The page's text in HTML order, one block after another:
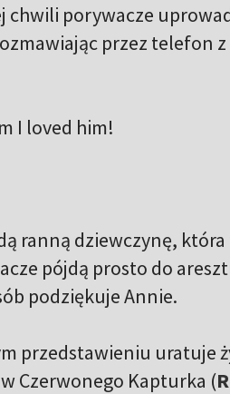
porywacze
przez telefon z
I loved him!
ranną dziewczynę,
pójdą prosto do
podziękuje Annie.
przedstawieniu uratuje
Czerwonego Kapturka (